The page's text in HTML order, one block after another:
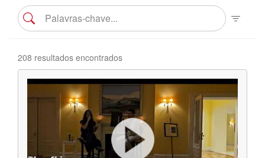
208 resultados encontrados